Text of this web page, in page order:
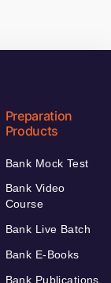
Preparation
Products
Bank Mock Test
Bank Video
Course
Bank Live Batch
Bank E-Books
Bank Publications